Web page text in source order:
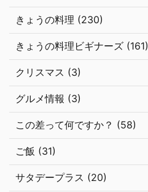
きょうの料理 (230)
きょうの料理ビギナーズ (161)
クリスマス (3)
グルメ情報 (3)
この差って何ですか？ (58)
ご飯 (31)
サタデープラス (20)